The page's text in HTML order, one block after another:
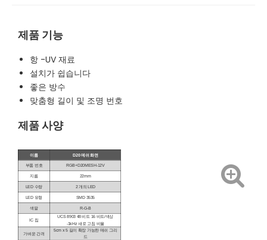
제품 기능
항 -UV 재료
설치가 쉽습니다
좋은 방수
맞춤형 길이 및 조명 번호
제품 사양
이름 D20 메쉬 화면
부품 번호 RGB+D20MESH-12V
지름 22mm
LED 수량 2 개의 LED
LED 유형 SMD 3535
색깔 R-G-B
IC 칩
UCS 8903 48 비트 16 비트/색상
-1kHz 새로 고침 비율
가벼운 간격
5cm x 5 길이 확장 가능한 메쉬 그리
드